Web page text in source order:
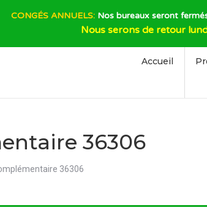
Accueil
36306
36306
CONGÉS ANNUELS: Nos bureaux seront
Nous serons de retour